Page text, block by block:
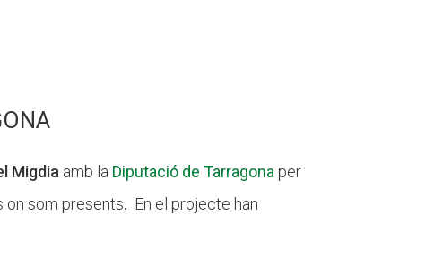
Migdia amb la Diputació de Tarragona per
on som presents. En el projecte han